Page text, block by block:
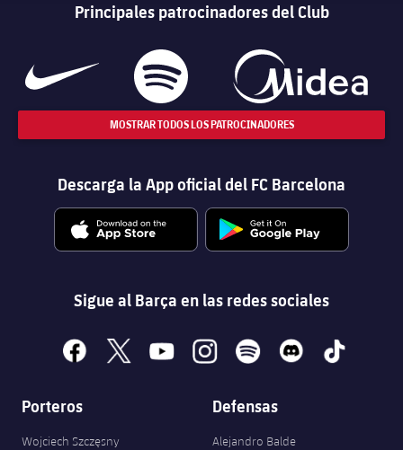
Principales patrocinadores del Club
MOSTRAR TODOS LOS PATROCINADORES
Descarga la App oficial del FC Barcelona
Sigue al Barça en las redes sociales
facebook
x youtubeinstagramspotify discord tiktok
Porteros
Wojciech Szczęsny
Defensas
Alejandro Balde